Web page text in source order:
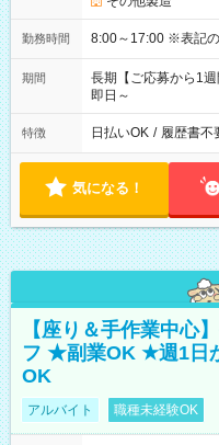
勤務時間 8:00～
期間
長期【ご応募から1
即日～
特徴 日払いOK / 履歴書不
気になる！
【座り＆手作業中心
フ ★副業OK ★週1日
OK
アルバイト 職種未経験OK